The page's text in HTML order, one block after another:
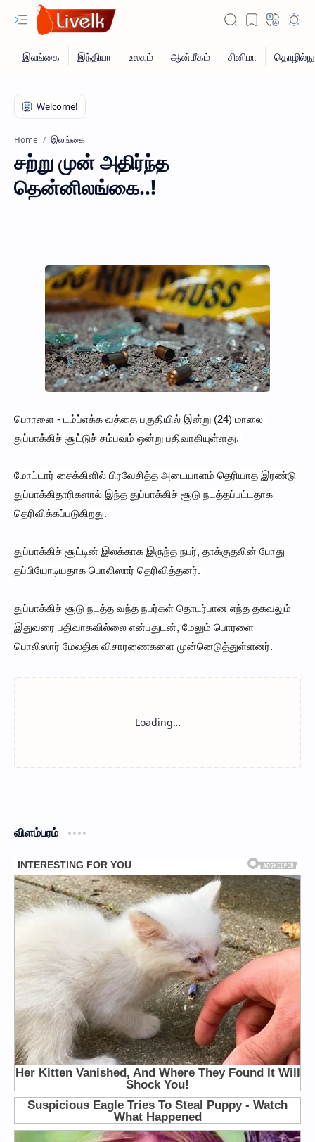
Home இலங்கை
சற்று முன் அதிர்ந்த
தென்னிலங்கை..!
பொரளை - டம்ப்எக்க வத்தை பகுதியில் இன்று (24) மாலை
துப்பாக்கிச் சூட்டுச் சம்பவம் ஒன்று பதிவாகியுள்ளது.
மோட்டார் சைக்கிளில் பிரவேசித்த அடையாளம் தெரியாத இரண்டு
துப்பாக்கிதாரிகளால் இந்த துப்பாக்கிச் சூடு நடத்தப்பட்டதாக
தெரிவிக்கப்படுகிறது.
துப்பாக்கிச் சூட்டின் இலக்காக இருந்த நபர், தாக்குதலின் போது
தப்பியோடியதாக பொலிஸார் தெரிவித்தனர்.
துப்பாக்கிச் சூடு நடத்த வந்த நபர்கள் தொடர்பான எந்த தகவலும்
இதுவரை பதிவாகவில்லை என்பதுடன், மேலும் பொரளை
பொலிஸார் மேலதிக விசாரணைகளை முன்னெடுத்துள்ளனர்.
விளம்பரம்